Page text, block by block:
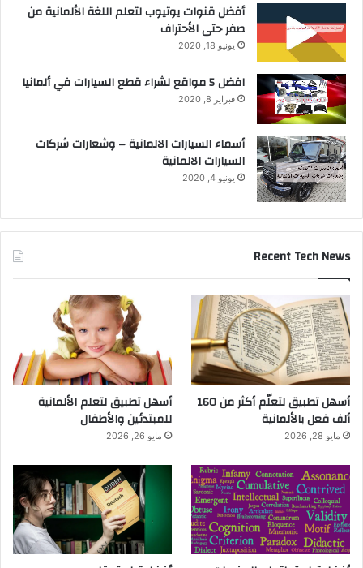
أفضل قنوات يوتيوب لتعلم اللغة الألمانية من
صفر حتى الأحتراف
يونيو 18, 2020
افضل 5 مواقع لشراء قطع السيارات في ألمانيا
فبراير 8, 2020
أسماء السيارات الالمانية – وشعارات شركات
السيارات الالمانية
يونيو 4, 2020
Recent Tech News
أسهل تطبيق لتعلّم أكثر من 160
ألف فعل بالألمانية
مايو 28, 2026
أسهل تطبيق لتعلم الألمانية
للمبتدئين والأطفال
مايو 26, 2026